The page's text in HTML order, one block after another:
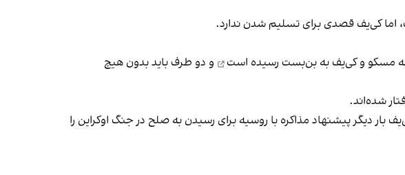
اما کی‌یف قصدی برای تسلیم شدن ندارد.
مسکو و کی‌یف به بن‌بست رسیده است
و دو طرف باید بدون هیچ
شده‌اند.